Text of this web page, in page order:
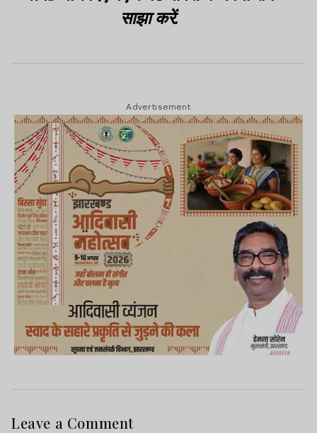
साझा करें.
Advertisement
Leave a Comment